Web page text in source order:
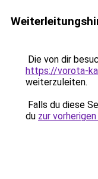
Die von dir
https://vorota-
weiterzuleiten.
Falls du diese
du zur